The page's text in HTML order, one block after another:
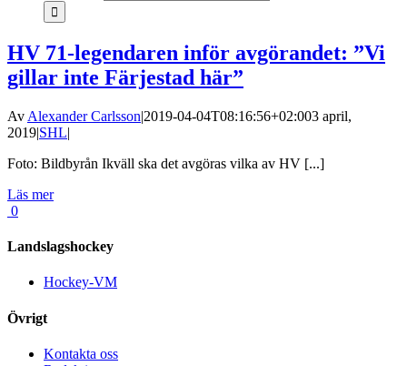
HV 71-legendaren inför avgörandet: ”Vi
gillar inte Färjestad här”
Av Alexander Carlsson|2019-04-04T08:16:56+02:003 april,
2019|SHL|
Foto: Bildbyrån Ikväll ska det avgöras vilka av HV [...]
Läs mer
0
Landslagshockey
Hockey-VM
Övrigt
Kontakta oss